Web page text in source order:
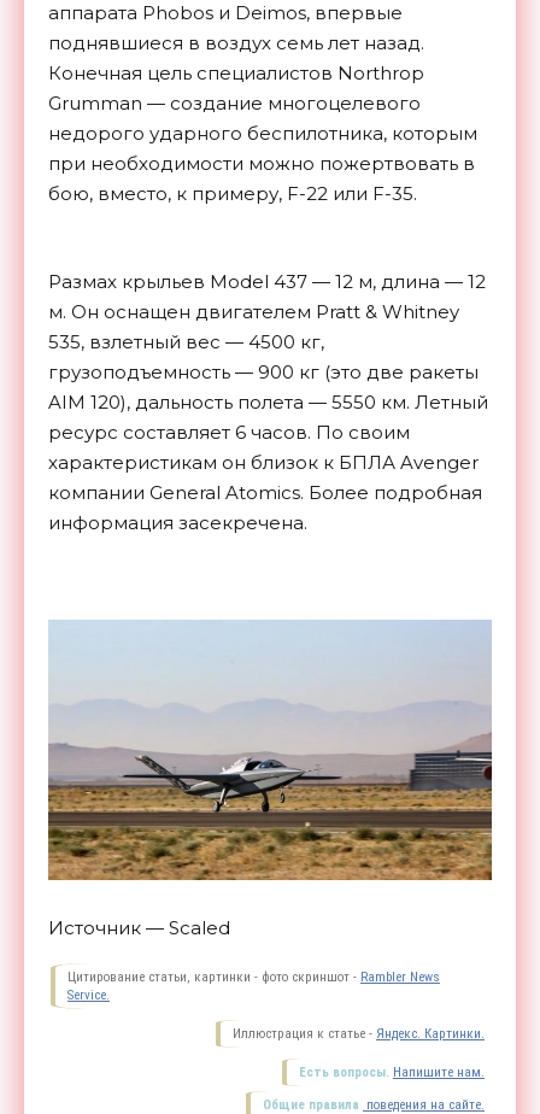
аппарата Phobos и Deimos, впервые
поднявшиеся в воздух семь лет назад.
Конечная цель специалистов Northrop
Grumman — создание многоцелевого
недорого ударного беспилотника, которым
при необходимости можно пожертвовать в
бою, вместо, к примеру, F-22 или F-35.
Размах крыльев Model 437 — 12 м, длина — 12
м. Он оснащен двигателем Pratt & Whitney
535, взлетный вес — 4500 кг,
грузоподъемность — 900 кг (это две ракеты
AIM 120), дальность полета — 5550 км. Летный
ресурс составляет 6 часов. По своим
характеристикам он близок к БПЛА Avenger
компании General Atomics. Более подробная
информация засекречена.
Источник — Scaled
Цитирование статьи, картинки - фото скриншот - Rambler News
Service.
Иллюстрация к статье - Яндекс. Картинки.
Есть вопросы. Напишите нам.
Общие правила поведения на сайте.